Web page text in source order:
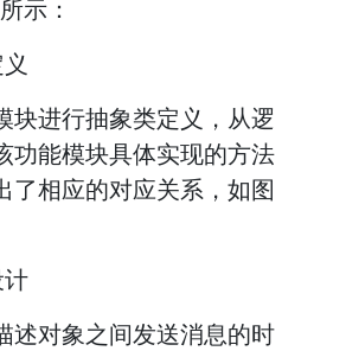
示：
块进行抽象类定义，从逻
功能模块具体实现的方法
了相应的对应关系，如图
述对象之间发送消息的时